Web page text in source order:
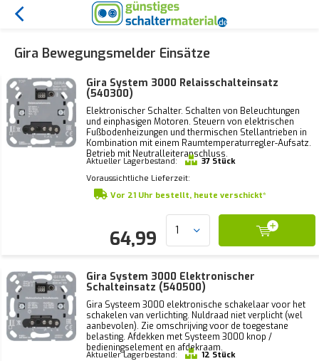
Gira Bewegungsmelder Einsätze
Gira System 3000 Relaisschalteinsatz
(540300)
Elektronischer Schalter. Schalten von Beleuchtungen
und einphasigen Motoren. Steuern von elektrischen
Fußbodenheizungen und thermischen Stellantrieben in
Kombination mit einem Raumtemperaturregler-Aufsatz.
Betrieb mit Neutralleiteranschluss.
Aktueller Lagerbestand:
37 Stück
Voraussichtliche Lieferzeit:
Vor 21 Uhr bestellt, heute verschickt*
64,99
Gira System 3000 Elektronischer
Schalteinsatz (540500)
Gira Systeem 3000 elektronische schakelaar voor het
schakelen van verlichting. Nuldraad niet verplicht (wel
aanbevolen). Zie omschrijving voor de toegestane
belasting. Afdekken met Systeem 3000 knop /
bedieningselement en afdekraam.
Aktueller Lagerbestand:
12 Stück